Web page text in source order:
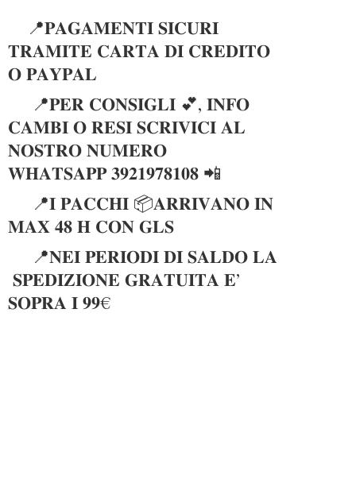
📍𝐏𝐀𝐆𝐀𝐌𝐄𝐍𝐓𝐈 𝐒𝐈𝐂𝐔𝐑𝐈
𝐓𝐑𝐀𝐌𝐈𝐓𝐄 𝐂𝐀𝐑𝐓𝐀 𝐃𝐈 𝐂𝐑𝐄𝐃𝐈𝐓𝐎
𝐎 𝐏𝐀𝐘𝐏𝐀𝐋
📍𝐏𝐄𝐑 𝐂𝐎𝐍𝐒𝐈𝐆𝐋𝐈 💕, 𝐈𝐍𝐅𝐎
𝐂𝐀𝐌𝐁𝐈 𝐎 𝐑𝐄𝐒𝐈 𝐒𝐂𝐑𝐈𝐕𝐈𝐂𝐈 𝐀𝐋
𝐍𝐎𝐒𝐓𝐑𝐎 𝐍𝐔𝐌𝐄𝐑𝐎
𝐖𝐇𝐀𝐓𝐒𝐀𝐏𝐏 𝟑𝟗𝟐𝟏𝟗𝟕𝟖𝟏𝟎𝟖 📲
📍𝐈 𝐏𝐀𝐂𝐂𝐇𝐈 📦𝐀𝐑𝐑𝐈𝐕𝐀𝐍𝐎 𝐈𝐍
𝐌𝐀𝐗 𝟒𝟖 𝐇 𝐂𝐎𝐍 𝐆𝐋𝐒
📍𝐍𝐄𝐈 𝐏𝐄𝐑𝐈𝐎𝐃𝐈 𝐃𝐈 𝐒𝐀𝐋𝐃𝐎 𝐋𝐀
𝐒𝐏𝐄𝐃𝐈𝐙𝐈𝐎𝐍𝐄 𝐆𝐑𝐀𝐓𝐔𝐈𝐓𝐀 𝐄’
𝐒𝐎𝐏𝐑𝐀 𝐈 𝟗𝟗€